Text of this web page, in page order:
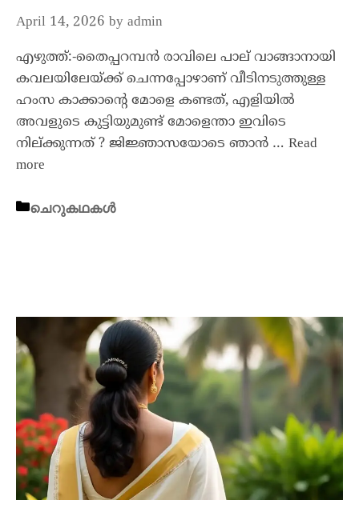
April 14, 2026 by admin
എഴുത്ത്:-തൈപ്പറമ്പൻ രാവിലെ പാല് വാങ്ങാനായി
കവലയിലേയ്ക്ക് ചെന്നപ്പോഴാണ് വീടിനടുത്തുള്ള
ഹംസ കാക്കാൻ്റെ മോളെ കണ്ടത്, എളിയിൽ
അവളുടെ കുട്ടിയുമുണ്ട് മോളെന്താ ഇവിടെ
നില്ക്കുന്നത് ? ജിജ്ഞാസയോടെ ഞാൻ … Read
more
ചെറുകഥകൾ